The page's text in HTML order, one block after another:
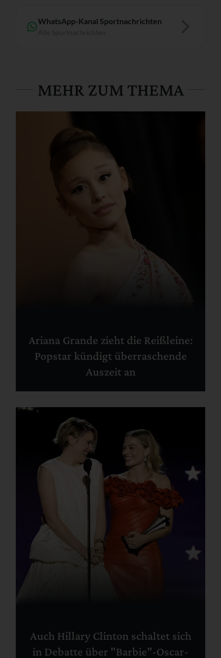
WhatsApp-Kanal Sportnachrichten
MEHR ZUM THEMA
Ariana Grande zieht die Reißleine:
Popstar kündigt überraschende
Auszeit an
Auch Hillary Clinton schaltet sich
in Debatte über "Barbie"-Oscar-